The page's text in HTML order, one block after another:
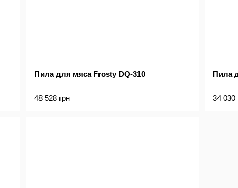
Пила для мяса Frosty DQ-310
48 528 грн
Пила
34 030